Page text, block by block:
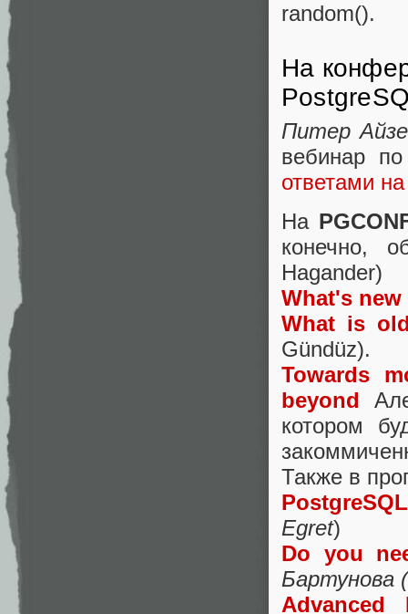
random().
На
Питер
вебинар
ответами
На
конечно,
Hagander)
What's new
What is
Gündüz).
Towards
beyond
котором
Также в
Egret)
Do you
Бартунова
Advanced